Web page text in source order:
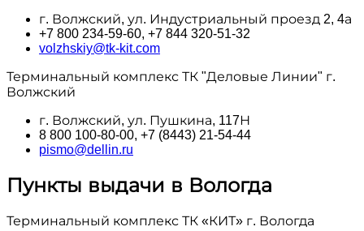
г. Волжский, ул. Индустриальный проезд 2, 4а
+7 800 234-59-60, +7 844 320-51-32
volzhskiy@tk-kit.com
Терминальный комплекс ТК "Деловые Линии" г.
Волжский
г. Волжский, ул. Пушкина, 117Н
8 800 100‑80-00, +7 (8443) 21-54-44
pismo@dellin.ru
Пункты выдачи в Вологда
Терминальный комплекс ТК «КИТ» г. Вологда